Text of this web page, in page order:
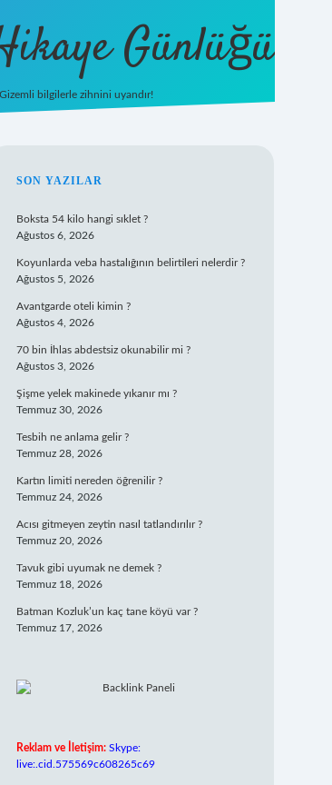
Günlüğü
Gizemli bilgilerle zihnini uyandır!
SIDEBAR
SON YAZILAR
Boksta 54 kilo hangi sıklet ?
Ağustos 6, 2026
Koyunlarda veba hastalığının belirtileri nelerdir ?
Ağustos 5, 2026
Avantgarde oteli kimin ?
Ağustos 4, 2026
70 bin İhlas abdestsiz okunabilir mi ?
Ağustos 3, 2026
Şişme yelek makinede yıkanır mı ?
Temmuz 30, 2026
Tesbih ne anlama gelir ?
Temmuz 28, 2026
Kartın limiti nereden öğrenilir ?
Temmuz 24, 2026
Acısı gitmeyen zeytin nasıl tatlandırılır ?
Temmuz 20, 2026
Tavuk gibi uyumak ne demek ?
Temmuz 18, 2026
Batman Kozluk’un kaç tane köyü var ?
Temmuz 17, 2026
Reklam ve İletişim: Skype:
live:.cid.575569c608265c69